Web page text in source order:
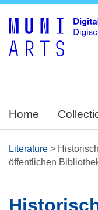
Home
Literature >
öffentlichen